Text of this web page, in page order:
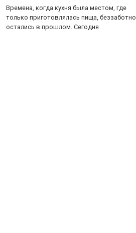
Времена, когда кухня была местом, где
только приготовлялась пища, беззаботно
остались в прошлом. Сегодня